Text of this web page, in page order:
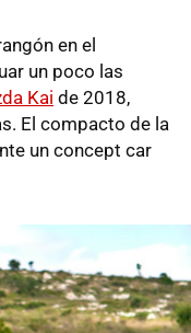
en el
un poco las
Kai de 2018,
El compacto de la
un concept car